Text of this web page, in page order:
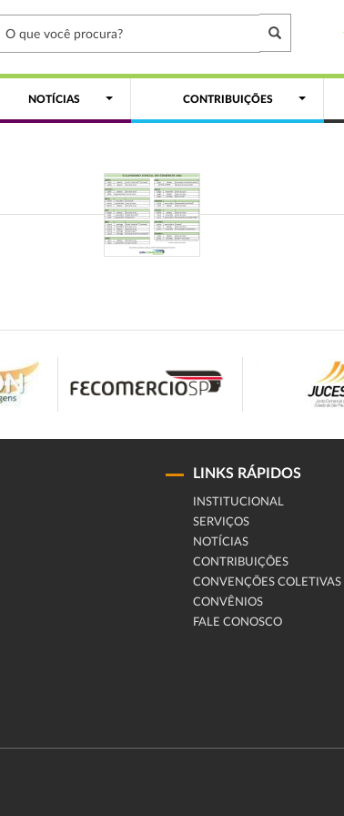
NOTÍCIAS CONTRIBUIÇÕES
LINKS RÁPIDOS
INSTITUCIONAL
SERVIÇOS
NOTÍCIAS
CONTRIBUIÇÕES
CONVENÇÕES COLETIVAS
CONVÊNIOS
FALE CONOSCO